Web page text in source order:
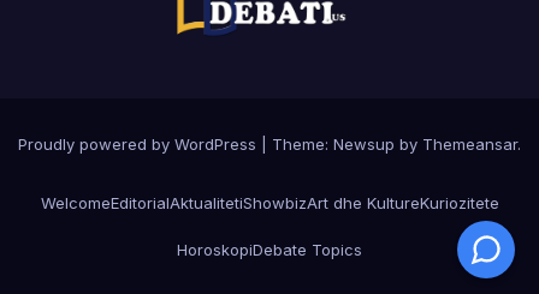
Proudly powered by WordPress Theme: Newsup by Themeansar.
WelcomeEditorialAktualitetiShowbizArt dhe KultureKuriozitete
HoroskopiDebate Topics